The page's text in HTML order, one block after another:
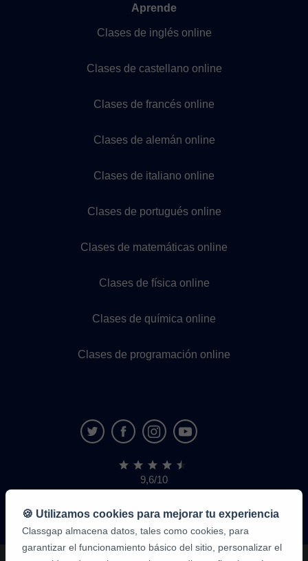
Aprende
Clases de inglés online
Clases de castellano online
Clases de francés online
Clases de alemán online
Clases de italiano online
Clases de portugués online
Clases de matemáticas online
Clases de física online
Clases de química online
Clases de programación online
9,6/10
1.339.284
de
alumnos
🍪 Utilizamos cookies para mejorar tu experiencia
Classgap almacena datos, tales como cookies, para
garantizar el funcionamiento básico del sitio, personalizar el